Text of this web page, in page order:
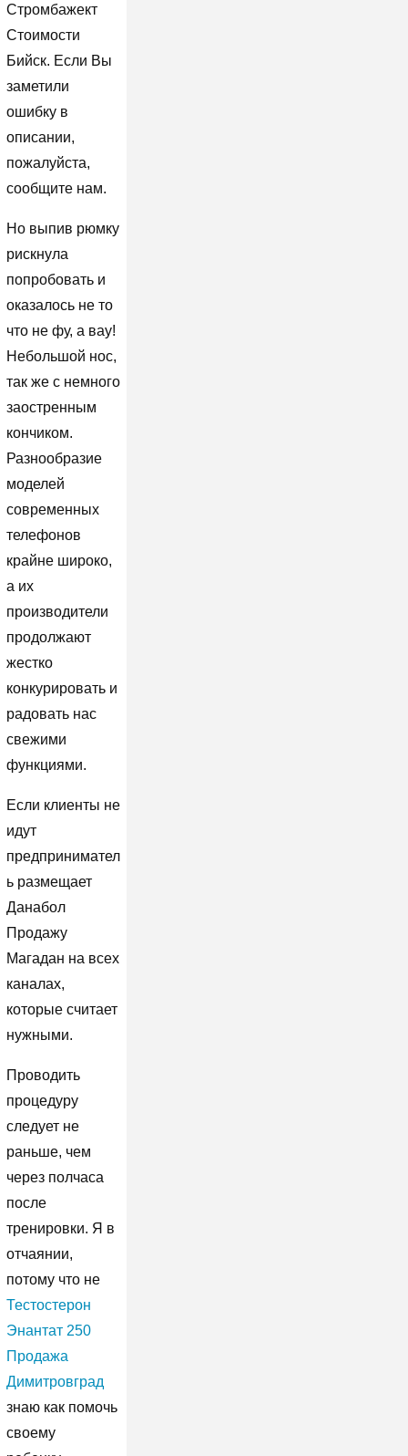
Стромбажект
Стоимости
Бийск. Если Вы
заметили
ошибку в
описании,
пожалуйста,
сообщите нам.
Но выпив рюмку
рискнула
попробовать и
оказалось не то
что не фу, а вау!
Небольшой нос,
так же с немного
заостренным
кончиком.
Разнообразие
моделей
современных
телефонов
крайне широко,
а их
производители
продолжают
жестко
конкурировать и
радовать нас
свежими
функциями.
Если клиенты не
идут
предпринимател
ь размещает
Данабол
Продажу
Магадан на всех
каналах,
которые считает
нужными.
Проводить
процедуру
следует не
раньше, чем
через полчаса
после
тренировки. Я в
отчаянии,
потому что не
Тестостерон
Энантат 250
Продажа
Димитровград
знаю как помочь
своему